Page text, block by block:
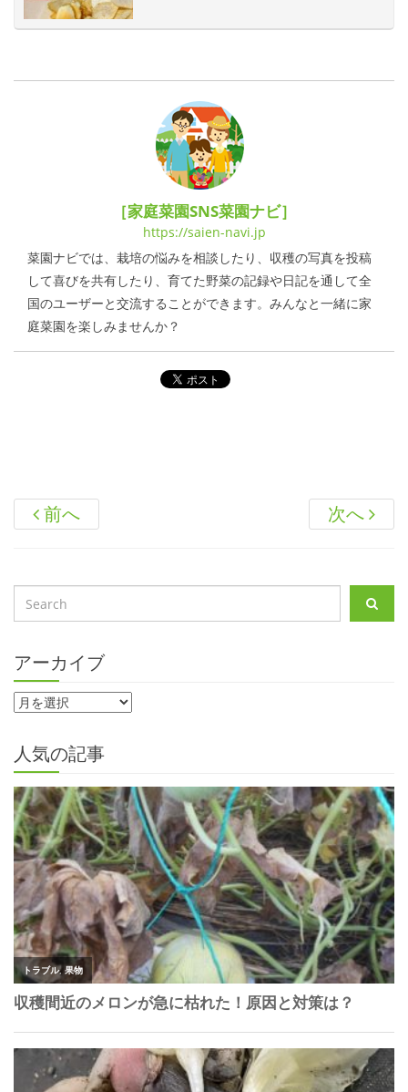
［家庭菜園SNS菜園ナビ］
https://saien-navi.jp
菜園ナビでは、栽培の悩みを相談したり、収穫の写真を投稿
して喜びを共有したり、育てた野菜の記録や日記を通して全
国のユーザーと交流することができます。みんなと一緒に家
庭菜園を楽しみませんか？
前へ 次へ
アーカイブ
人気の記事